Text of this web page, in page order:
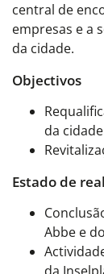
central de
empresas e a
da cidade.
Objectivos
da cidade
Estado de
Abbe e